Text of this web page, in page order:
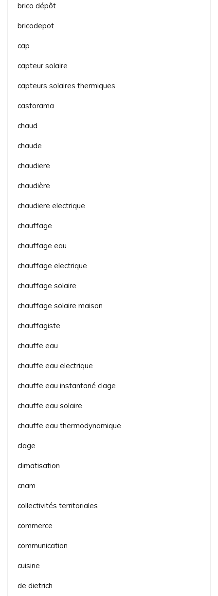
brico dépôt
bricodepot
cap
capteur solaire
capteurs solaires thermiques
castorama
chaud
chaude
chaudiere
chaudière
chaudiere electrique
chauffage
chauffage eau
chauffage electrique
chauffage solaire
chauffage solaire maison
chauffagiste
chauffe eau
chauffe eau electrique
chauffe eau instantané clage
chauffe eau solaire
chauffe eau thermodynamique
clage
climatisation
cnam
collectivités territoriales
commerce
communication
cuisine
de dietrich